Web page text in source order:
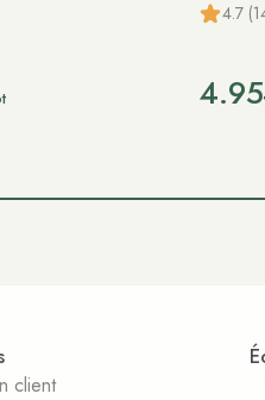
4.7
4.95
client